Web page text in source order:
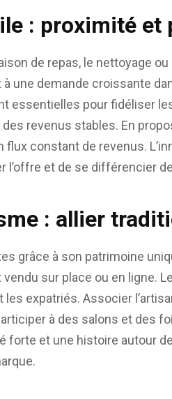
: proximité et
de repas, le nettoyage
une demande croissante
essentielles pour fidéliser
revenus stables. En
constant de revenus.
l’offre et de se différencier
: allier
grâce à son patrimoine
sur place ou en ligne.
expatriés. Associer
à des salons et des
forte et une histoire autour